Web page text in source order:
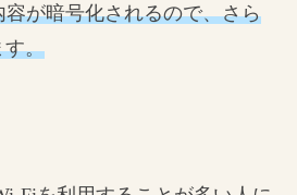
容が暗号化されるので、さら
す。